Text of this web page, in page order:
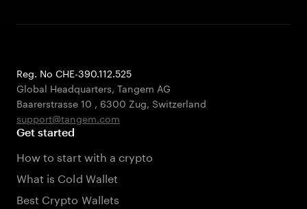
Reg. No CHE-390.112.525
Global Headquarters, Tangem AG
Baarerstrasse 10 , 6300 Zug, Switzerland
support@tangem.com
Get started
How to start with a crypto
What is Cold Wallet
Best Crypto Wallets